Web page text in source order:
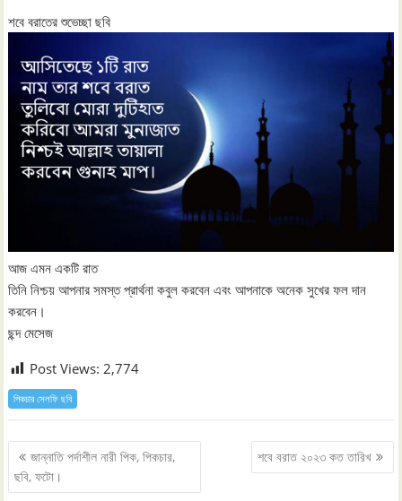
শবে বরাতের শুভেচ্ছা ছবি
আজ এমন একটি রাত
তিনি নিশ্চয় আপনার সমস্ত প্রার্থনা কবুল করবেন এবং আপনাকে অনেক সুখের ফল দান
করবেন।
ছন্দ মেসেজ
Post Views: 2,774
পিকচার সেলফি ছবি
Post
navigation
জান্নাতি পর্দাশীল নারী পিক, পিকচার,
ছবি, ফটো।
শবে বরাত ২০২৩ কত তারিখ